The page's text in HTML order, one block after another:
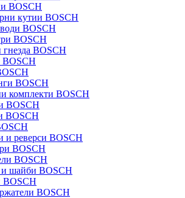
BOSCH
кутии BOSCH
BOSCH
BOSCH
гнезда BOSCH
BOSCH
BOSCH
комплекти BOSCH
BOSCH
BOSCH
и реверси BOSCH
BOSCH
BOSCH
шайби BOSCH
BOSCH
BOSCH